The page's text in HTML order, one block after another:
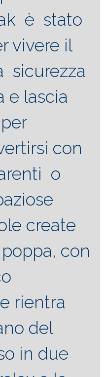
è stato
vivere il
sicurezza
e lascia
con
o
create
con
rientra
del
in due